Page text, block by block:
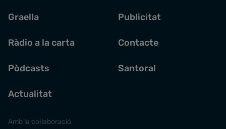
Graella
Ràdio a la carta
Pòdcasts
Actualitat
Publicitat
Contacte
Santoral
Amb la col·laboració